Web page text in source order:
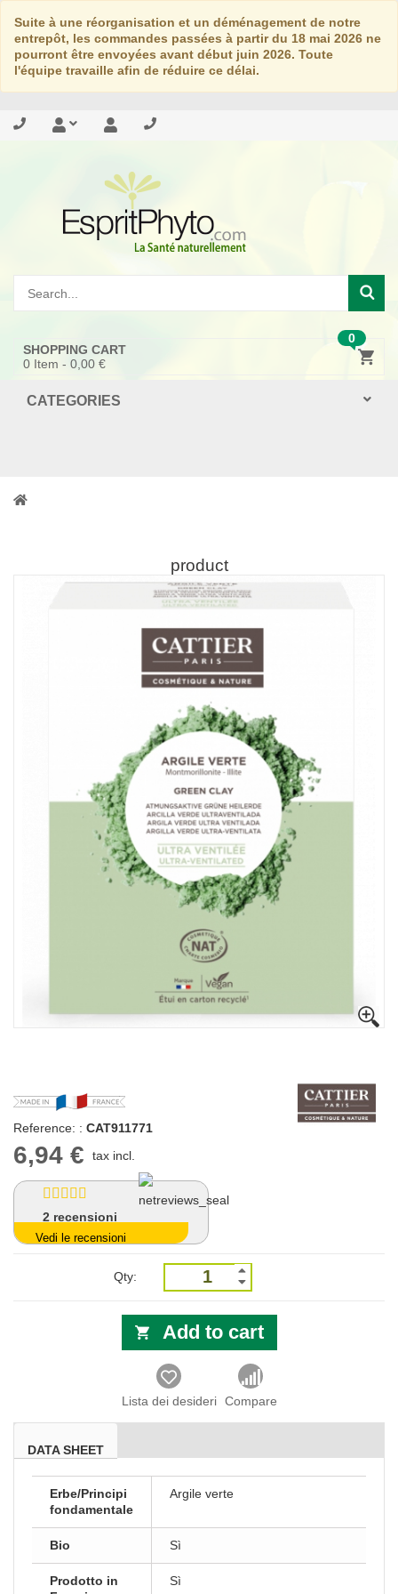
Suite à une réorganisation et un déménagement de notre
entrepôt, les commandes passées à partir du 18 mai 2026 ne
pourront être envoyées avant début juin 2026. Toute
l'équipe travaille afin de réduire ce délai.
0
SHOPPING CART
0 Item - 0,00 €
CATEGORIES
product
Reference: : CAT911771
6,94 € tax incl.
2 recensioni
Vedi le recensioni
Qty:
Add to cart
Lista dei desideri Compare
DATA SHEET
Erbe/Principi
fondamentale
Argile verte
Bio Sì
Prodotto in
Sì